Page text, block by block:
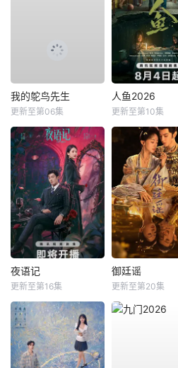
我的鸵鸟先生
更新至第06集
人鱼2026
更新至第10集
夜语记
更新至第16集
御廷谣
更新至第20集